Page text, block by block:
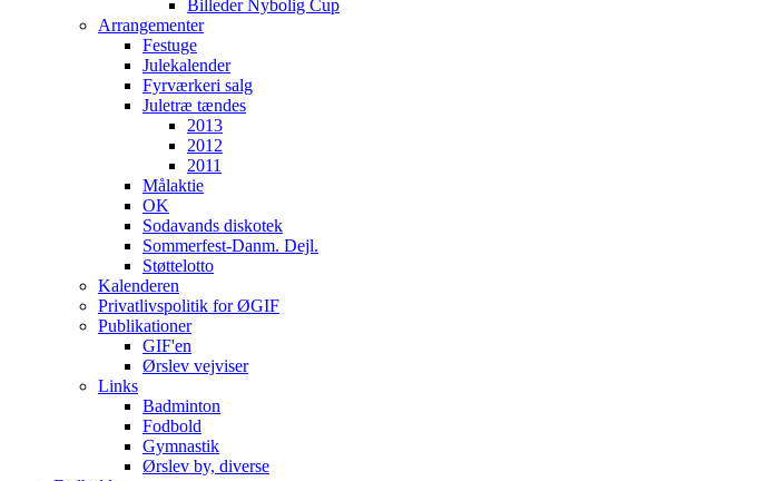
Billeder Nybolig Cup
Arrangementer
Festuge
Julekalender
Fyrværkeri salg
Juletræ tændes
2013
2012
2011
Målaktie
OK
Sodavands diskotek
Sommerfest-Danm. Dejl.
Støttelotto
Kalenderen
Privatlivspolitik for ØGIF
Publikationer
GIF'en
Ørslev vejviser
Links
Badminton
Fodbold
Gymnastik
Ørslev by, diverse